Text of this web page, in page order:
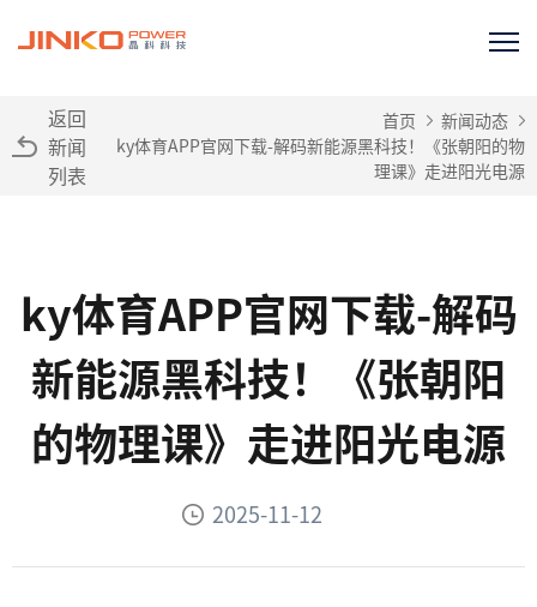
返回
新闻
列表
首页
新闻动态
ky体育APP官网下载-解码新能源黑科技！《张朝阳的物
理课》走进阳光电源
ky体育APP官网下载-解码
新能源黑科技！《张朝阳
的物理课》走进阳光电源
2025-11-12